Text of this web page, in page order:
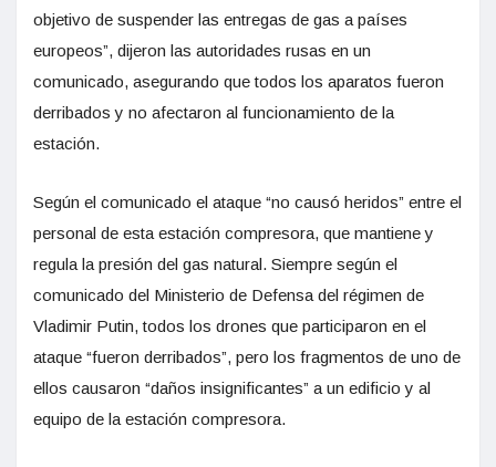
objetivo de suspender las entregas de gas a países
europeos”, dijeron las autoridades rusas en un
comunicado, asegurando que todos los aparatos fueron
derribados y no afectaron al funcionamiento de la
estación.
Según el comunicado el ataque “no causó heridos” entre el
personal de esta estación compresora, que mantiene y
regula la presión del gas natural. Siempre según el
comunicado del Ministerio de Defensa del régimen de
Vladimir Putin, todos los drones que participaron en el
ataque “fueron derribados”, pero los fragmentos de uno de
ellos causaron “daños insignificantes” a un edificio y al
equipo de la estación compresora.